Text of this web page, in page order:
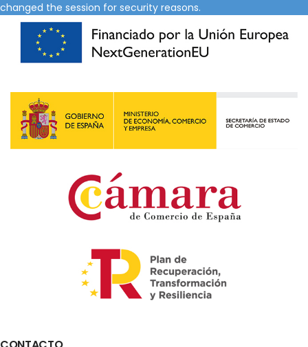
changed the session for security reasons.